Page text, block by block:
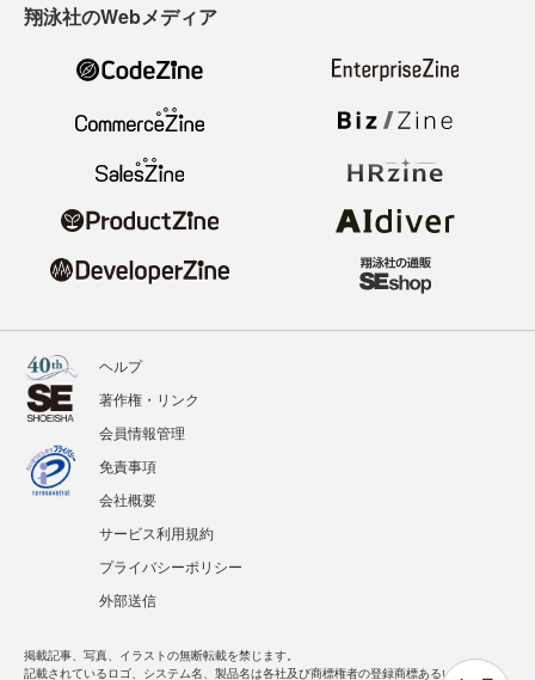
翔泳社のWebメディア
ヘルプ
著作権・リンク
会員情報管理
免責事項
会社概要
サービス利用規約
プライバシーポリシー
外部送信
掲載記事、写真、イラストの無断転載を禁じます。
記載されているロゴ、システム名、製品名は各社及び商標権者の登録商標あるいは商標で